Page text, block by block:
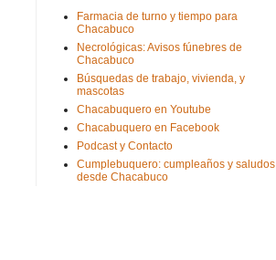
Farmacia de turno y tiempo para
Chacabuco
Necrológicas: Avisos fúnebres de
Chacabuco
Búsquedas de trabajo, vivienda, y
mascotas
Chacabuquero en Youtube
Chacabuquero en Facebook
Podcast y Contacto
Cumplebuquero: cumpleaños y saludos
desde Chacabuco